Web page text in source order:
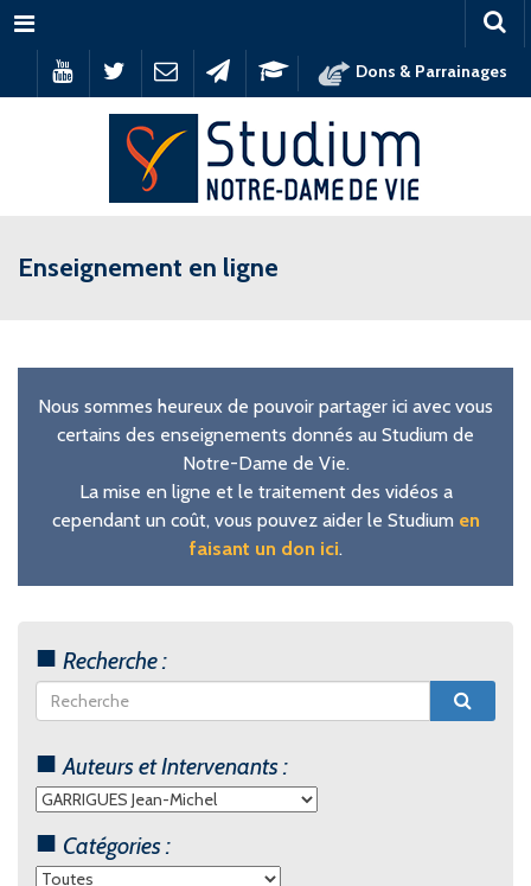
Menu
Dons & Parrainages
Enseignement en ligne
Nous sommes heureux de pouvoir partager ici avec vous
certains des enseignements donnés au Studium de
Notre-Dame de Vie.
La mise en ligne et le traitement des vidéos a
cependant un coût, vous pouvez aider le Studium en
faisant un don ici.
Recherche :
Auteurs et Intervenants :
Catégories :